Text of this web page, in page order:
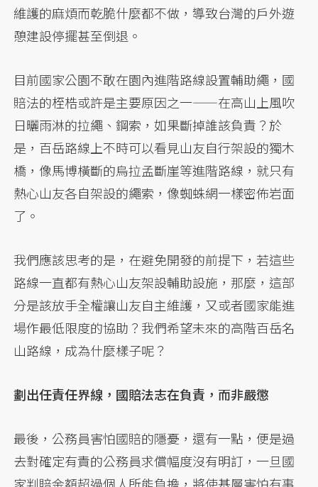
維護的麻煩而乾脆什麼都不做，導致台灣的戶外遊
憩建設停擺甚至倒退。
目前國家公園不敢在園內進階路線設置輔助繩，國
賠法的桎梏或許是主要原因之一——在高山上風吹
日曬雨淋的拉繩、鋼索，如果斷掉誰該負責？於
是，百岳路線上不時可以看見山友自行架設的獨木
橋，像馬博橫斷的烏拉孟斷崖等進階路線，就只有
熱心山友各自架設的繩索，像蜘蛛網一樣密佈岩面
了。
我們應該思考的是，在避免開發的前提下，若這些
路線一直都有熱心山友架設輔助設施，那麼，這部
分是該放手全權讓山友自主維護，又或者國家能進
場作最低限度的協助？我們希望未來的高階百岳名
山路線，成為什麼樣子呢？
劃出任責任界線，國賠法志在負責，而非嚴懲
最後，公務員害怕國賠的隱憂，還有一點，便是過
去對確定有責的公務員求償幅度沒有明訂，一旦國
家判賠金額超過個人所能負擔，將使基層害怕有事